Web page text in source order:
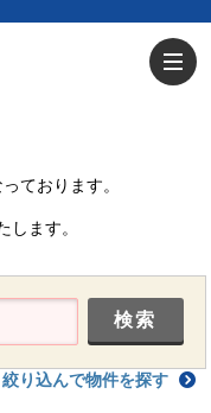
ております。
ます。
絞り込んで物件を探す